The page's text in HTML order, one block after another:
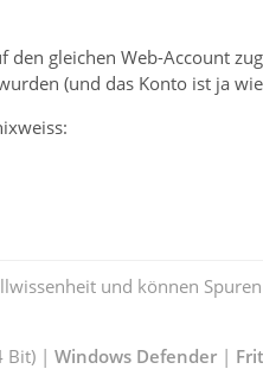
gleichen Web-Account
(und das Konto ist ja
und können
Bit) | Windows Defender|